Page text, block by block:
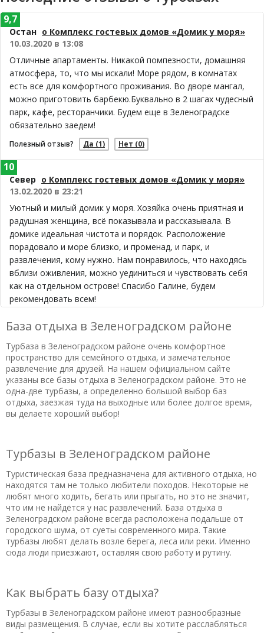
Остан о Комплекс гостевых домов «Домик у моря»
10.03.2020 в 13:08
Отличные апартаменты. Никакой помпезности, домашняя
атмосфера, то, что мы искали! Море рядом, в комнатах
есть все для комфортного проживания. Во дворе мангал,
можно приготовить барбекю.Буквально в 2 шагах чудесный
парк, кафе, ресторанчики. Будем еще в Зеленоградске
обязательно заедем!
Полезный отзыв? Да (1) Нет (0)
9,7
Север о Комплекс гостевых домов «Домик у моря»
13.02.2020 в 23:21
Уютный и милый домик у моря. Хозяйка очень приятная и
радушная женщина, всё показывала и рассказывала. В
домике идеальная чистота и порядок. Расположение
порадовало и море близко, и променад, и парк, и
развлечения, кому нужно. Нам понравилось, что находясь
вблизи оживления, можно уединиться и чувствовать себя
как на отдельном острове! Спасибо Галине, будем
рекомендовать всем!
10
Аврелий о Гостевой дом «Понарт»
05.02.2020 в 06:12
Нам не повезло с погодой, иногда шёл дождь, а в
новогоднюю ночь было +3(!). Чистенькая территория, а
рядом сосновый лес. Уборка в номере по требованию.
Прекрасное питание, очень вкусно и обильно.
Новый год здесь встречают дважды: вначале по Москве, я
через час по местному времени! Отдыхали с мужем в
Понарте с 29 декабря по 5 января. Мы невыездные и нам
посоветовали Калининградскую область, Куршскую косу. И
в результате очень понравилось! Мы ощутили на себе
домашнее, тёплое отношение владельцев отеля.
Полезный отзыв? Да(1) Нет(0)
10
Достоинства: тихо, отличная природа, виды, отличный
персонал, красивая внутренняя территория, хорошее и
сытное питание Недостатки: маловато развлечений, рано
9,3
База отдыха в Зеленоградском районе
Турбаза в Зеленоградском районе очень комфортное
пространство для семейного отдыха, и замечательное
развлечение для друзей. На нашем официальном сайте
указаны все базы отдыха в Зеленоградском районе. Это не
одна-две турбазы, а определенно большой выбор баз
отдыха, заезжая туда на выходные или более долгое время,
вы делаете хороший выбор!
Турбазы в Зеленоградском районе
Туристическая база предназначена для активного отдыха, но
находятся там не только любители походов. Некоторые не
любят много ходить, бегать или прыгать, но это не значит,
что им не найдётся у нас развлечений. База отдыха в
Зеленоградском районе всегда расположена подальше от
городского шума, от суеты современного мира. Такие
турбазы любят делать возле берега, леса или реки. Именно
сюда люди приезжают, оставляя свою работу и рутину.
Как выбрать базу отдыха?
Турбазы в Зеленоградском районе имеют разнообразные
виды размещения. В случае, если вы хотите расслабляться